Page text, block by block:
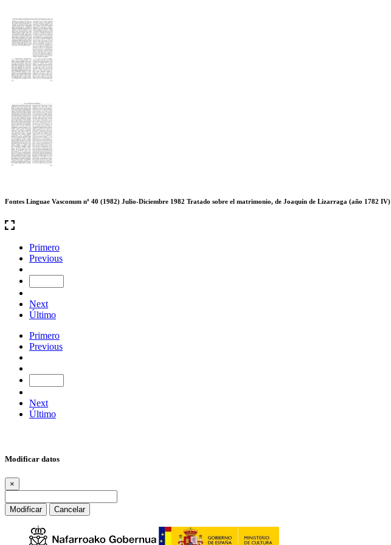
Fontes Linguae Vasconum nº 40 (1982) Julio-Diciembre 1982 Tratado sobre el matrimonio, de Joaquín de Lizarraga (año 1782 IV)
Primero
Previous
Next
Último
Primero
Previous
Next
Último
Modificar datos
×
Modificar Cancelar